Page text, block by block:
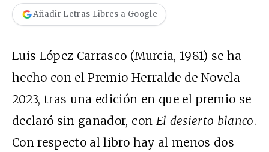
Añadir Letras Libres a Google
Luis López Carrasco (Murcia, 1981) se ha
hecho con el Premio Herralde de Novela
2023, tras una edición en que el premio se
declaró sin ganador, con El desierto blanco.
Con respecto al libro hay al menos dos